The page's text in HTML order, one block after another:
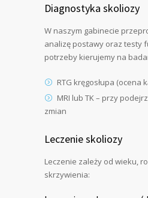
Diagnostyka skoliozy
W naszym gabinecie
analizę postawy oraz testy
potrzeby kierujemy na
RTG kręgosłupa (ocena
MRI lub TK – przy
zmian
Leczenie skoliozy
Leczenie zależy od wieku,
skrzywienia: